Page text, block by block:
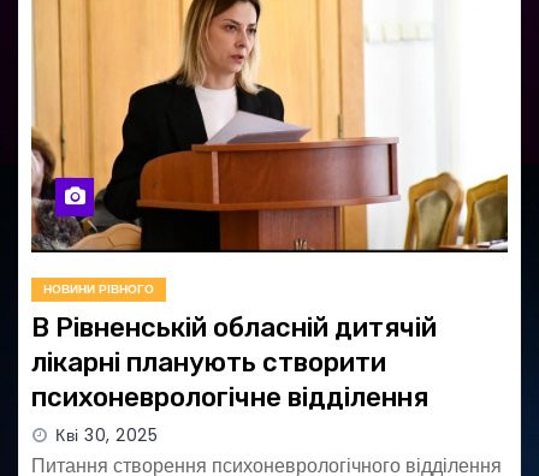
НОВИНИ РІВНОГО
В Рівненській обласній дитячій
лікарні планують створити
психоневрологічне відділення
Кві 30, 2025
Питання створення психоневрологічного відділення